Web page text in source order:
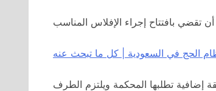
الحج في السعودية | كل ما تبحث عنه
إضافية تطلبها المحكمة ويلتزم الطرف